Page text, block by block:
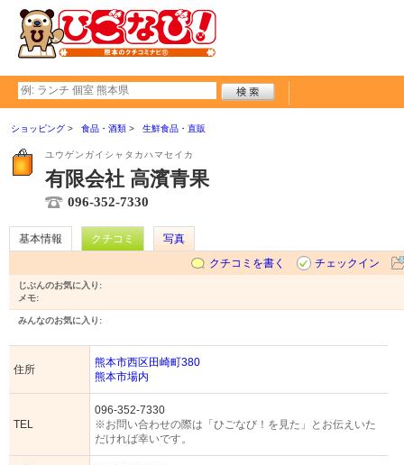
ショッピング 食品・酒類 生鮮食品・直販
ユウゲンガイシャタカハマセイカ
有限会社 高濱青果
096-352-7330
基本情報 クチコミ
写真
クチコミを書く
チェックイン
じぶんのお気に入り:
メモ:
みんなのお気に入り:
住所
熊本市西区田崎町380
熊本市場内
TEL
096-352-7330
※お問い合わせの際は「ひごなび！を見た」とお伝えいた
だければ幸いです。